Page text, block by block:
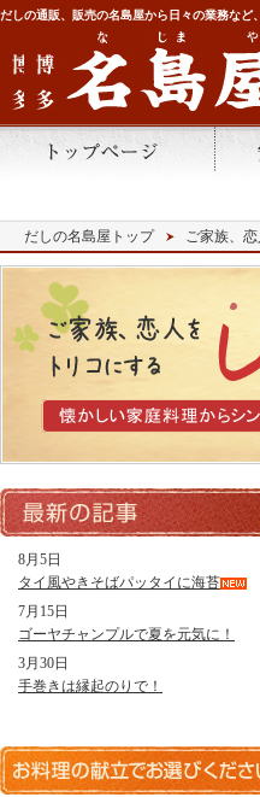
だしの通販、販売の名島屋から日々の業務など
だしの名島屋トップ ご家族、
8月5日
タイ風やきそばパッタイに海苔
7月15日
ゴーヤチャンプルで夏を元気に！
3月30日
手巻きは縁起のりで！